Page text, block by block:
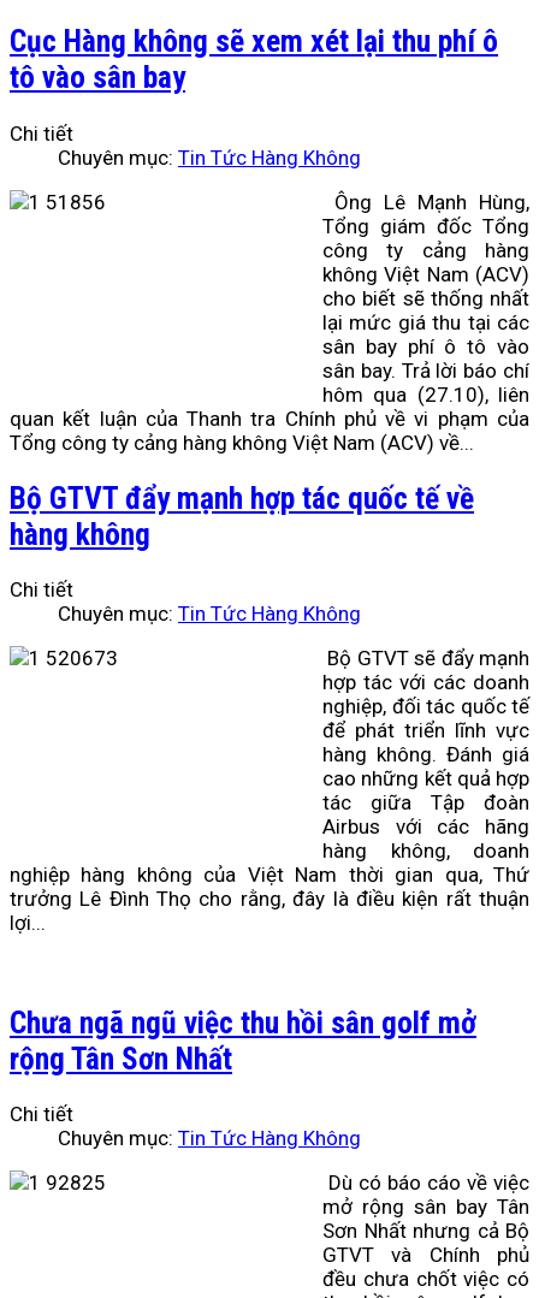
Cục Hàng không sẽ xem xét lại thu phí ô
tô vào sân bay
Chi tiết
Chuyên mục: Tin Tức Hàng Không
Ông Lê Mạnh Hùng,
Tổng giám đốc Tổng
công ty cảng hàng
không Việt Nam (ACV)
cho biết sẽ thống nhất
lại mức giá thu tại các
sân bay phí ô tô vào
sân bay. Trả lời báo chí
hôm qua (27.10), liên
quan kết luận của Thanh tra Chính phủ về vi phạm của
Tổng công ty cảng hàng không Việt Nam (ACV) về...
Bộ GTVT đẩy mạnh hợp tác quốc tế về
hàng không
Chi tiết
Chuyên mục: Tin Tức Hàng Không
Bộ GTVT sẽ đẩy mạnh
hợp tác với các doanh
nghiệp, đối tác quốc tế
để phát triển lĩnh vực
hàng không. Đánh giá
cao những kết quả hợp
tác giữa Tập đoàn
Airbus với các hãng
hàng không, doanh
nghiệp hàng không của Việt Nam thời gian qua, Thứ
trưởng Lê Đình Thọ cho rằng, đây là điều kiện rất thuận
lợi...
Chưa ngã ngũ việc thu hồi sân golf mở
rộng Tân Sơn Nhất
Chi tiết
Chuyên mục: Tin Tức Hàng Không
Dù có báo cáo về việc
mở rộng sân bay Tân
Sơn Nhất nhưng cả Bộ
GTVT và Chính phủ
đều chưa chốt việc có